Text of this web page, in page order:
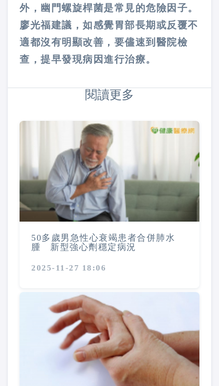
外，幽門螺旋桿菌是常見的危險因子。
廖光福建議，如感覺胃部長期或反覆不
適都沒有明顯改善，要儘速到醫院檢
查，提早發現病因進行治療。
閱讀更多
50多歲男急性心衰竭患者合併肺水
腫 新型強心劑穩定病況
2025-11-27 18:06